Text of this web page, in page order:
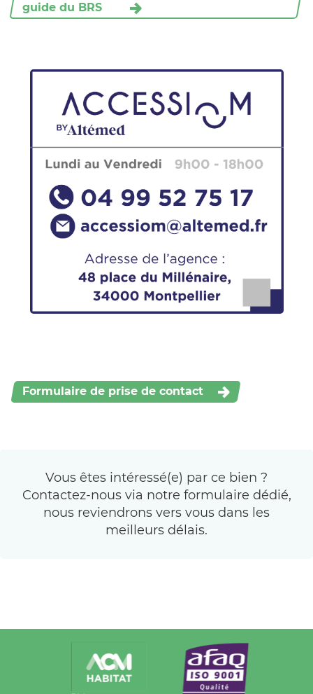
guide du BRS
Formulaire de prise de contact
Vous êtes intéressé(e) par ce bien ?
Contactez-nous via notre formulaire dédié,
nous reviendrons vers vous dans les
meilleurs délais.